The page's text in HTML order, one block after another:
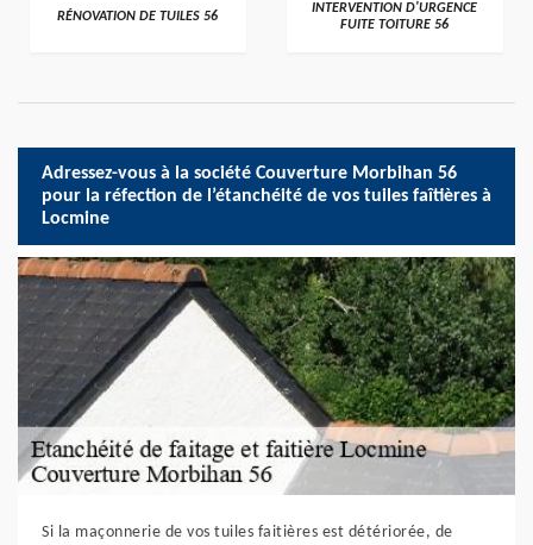
>
RÉNOVATION DE TUILES 56 >
INTERVENTION D'URGENCE
FUITE TOITURE 56
Adressez-vous à la société Couverture Morbihan 56
pour la réfection de l’étanchéité de vos tuiles faîtières à
Locmine
Si la maçonnerie de vos tuiles faitières est détériorée, de